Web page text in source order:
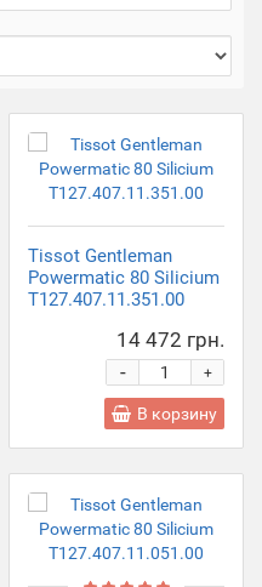
Tissot Gentleman
Powermatic 80 Silicium
T127.407.11.351.00
14 472 грн.
+
-
В корзину